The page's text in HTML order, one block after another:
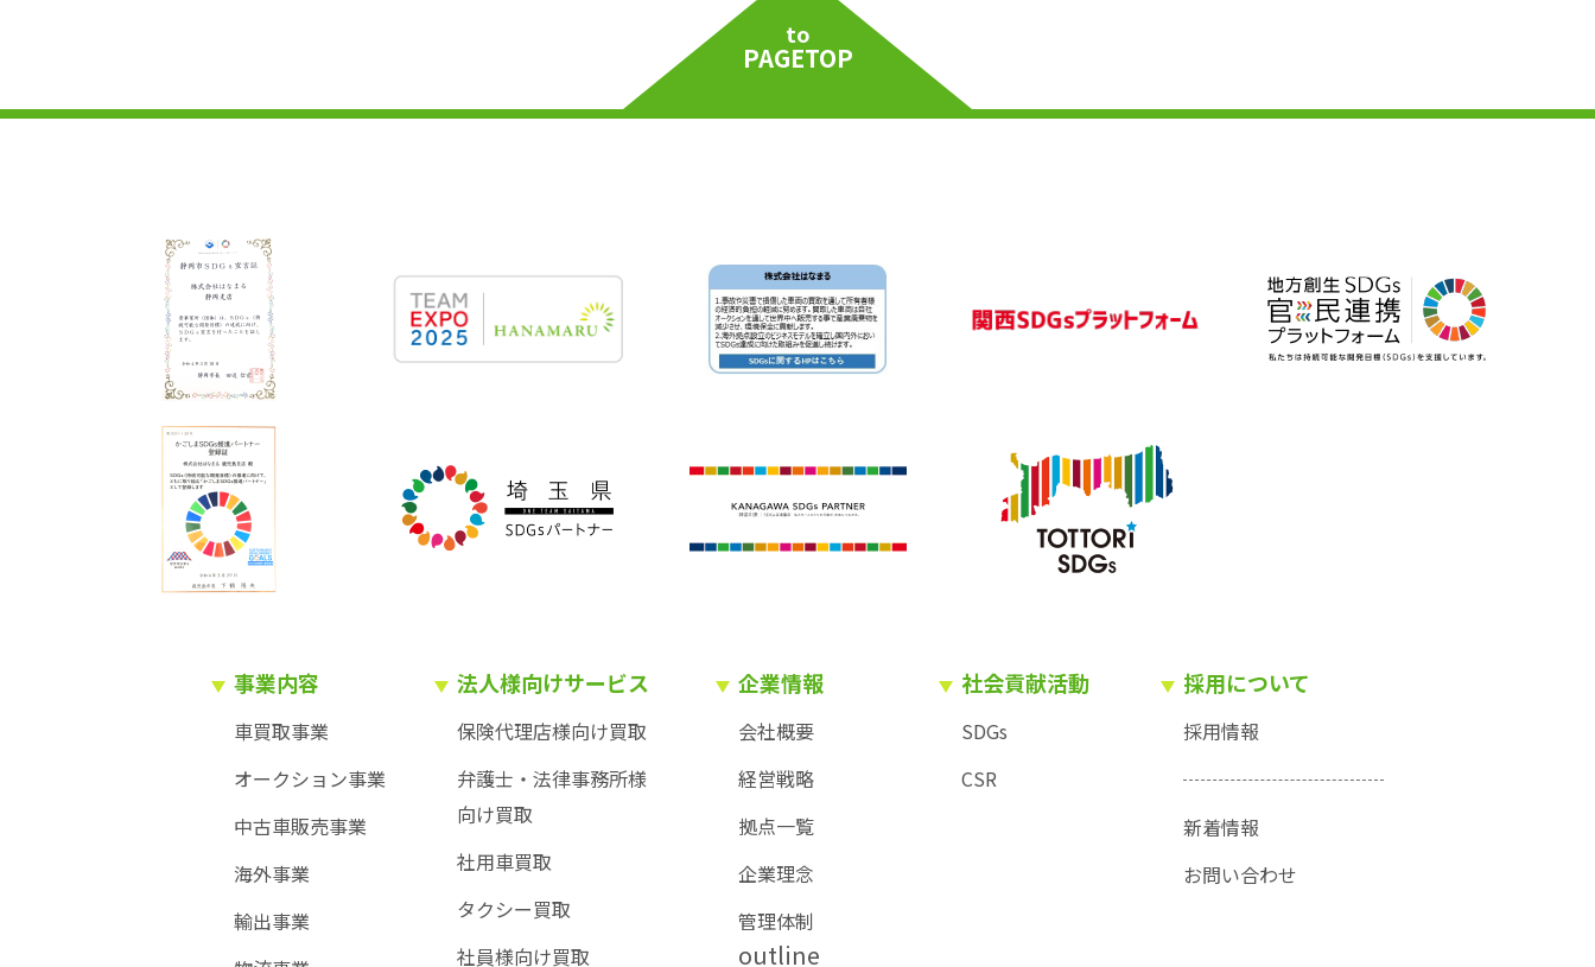
to
PAGETOP
事業内容
車買取事業
オークション事業
中古車販売事業
海外事業
輸出事業
法人様向けサービス
保険代理店様向け買取
弁護士・法律事務所様
向け買取
社用車買取
タクシー買取
社員様向け買取
企業情報
会社概要
経営戦略
拠点一覧
企業理念
管理体制
outline
社会貢献活動
SDGs
CSR
採用について
採用情報
新着情報
お問い合わせ